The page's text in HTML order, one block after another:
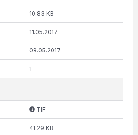
10.83 KB
11.05.2017
08.05.2017
1
TIF
41.29 KB